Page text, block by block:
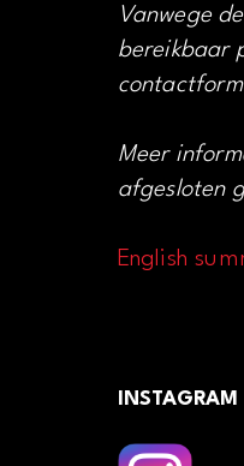
Vanwege
bereikbaar
Meer
afgesloten
English
INSTAGRAM